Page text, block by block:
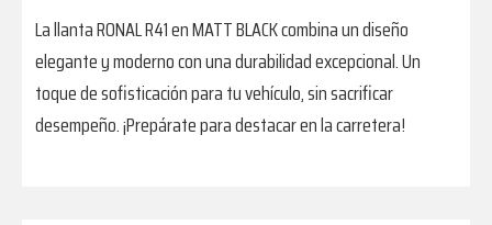
La llanta RONAL R41 en MATT BLACK combina un diseño
elegante y moderno con una durabilidad excepcional. Un
toque de sofisticación para tu vehículo, sin sacrificar
desempeño. ¡Prepárate para destacar en la carretera!